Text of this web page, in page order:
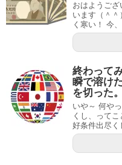
おはようご
います（＾
く寒い！ 今
終わって
瞬で溶け
を切った
いや～ 何や
くし、って
好条件出尽く